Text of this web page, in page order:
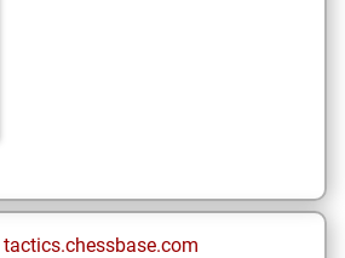
tactics.chessbase.com